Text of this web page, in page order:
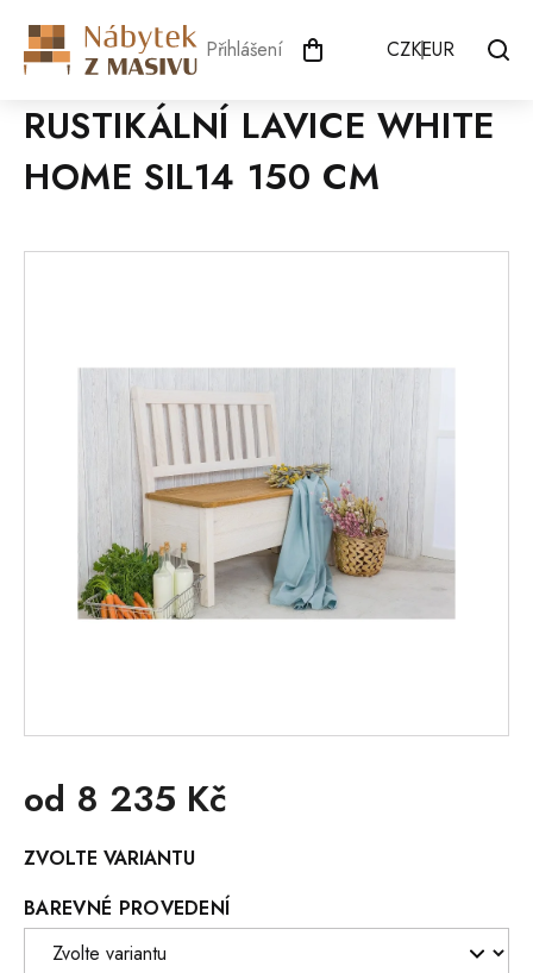
obsah
Přihlášení CZKEUR
RUSTIKÁLNÍ LAVICE WHITE
HOME SIL14 150 CM
od 8 235 Kč
cena:
ZVOLTE VARIANTU
BAREVNÉ PROVEDENÍ